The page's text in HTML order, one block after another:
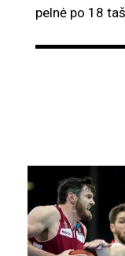
pelnė po 18